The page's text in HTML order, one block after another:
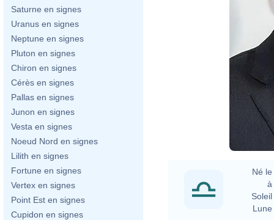
Saturne en signes
Uranus en signes
Neptune en signes
Pluton en signes
Chiron en signes
Cérès en signes
Pallas en signes
Junon en signes
Vesta en signes
Noeud Nord en signes
Lilith en signes
Fortune en signes
Vertex en signes
Point Est en signes
Cupidon en signes
Né le
à
Soleil
Lune